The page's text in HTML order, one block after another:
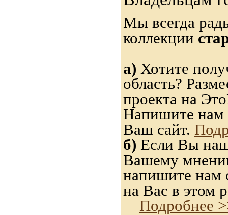
Мы всегда
коллекции
а) Хотите
область?
проекта на
Напишите нам
Ваш сайт.
б) Если Вы
Вашему
напишите нам
на Вас в этом
Подробнее